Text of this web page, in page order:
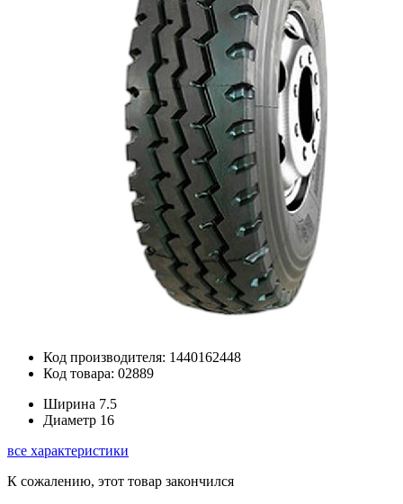
Код производителя: 1440162448
Код товара: 02889
Ширина 7.5
Диаметр 16
все характеристики
К сожалению, этот товар закончился